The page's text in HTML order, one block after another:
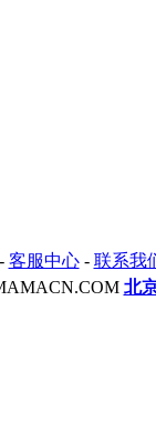
- 客服中心- 联系我
北